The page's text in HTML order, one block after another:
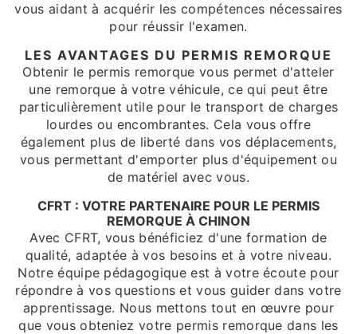
vous aidant à acquérir les compétences nécessaires
pour réussir l'examen.
LES AVANTAGES DU PERMIS REMORQUE
Obtenir le permis remorque vous permet d'atteler
une remorque à votre véhicule, ce qui peut être
particulièrement utile pour le transport de charges
lourdes ou encombrantes. Cela vous offre
également plus de liberté dans vos déplacements,
vous permettant d'emporter plus d'équipement ou
de matériel avec vous.
CFRT : VOTRE PARTENAIRE POUR LE PERMIS
REMORQUE À CHINON
Avec CFRT, vous bénéficiez d'une formation de
qualité, adaptée à vos besoins et à votre niveau.
Notre équipe pédagogique est à votre écoute pour
répondre à vos questions et vous guider dans votre
apprentissage. Nous mettons tout en œuvre pour
que vous obteniez votre permis remorque dans les